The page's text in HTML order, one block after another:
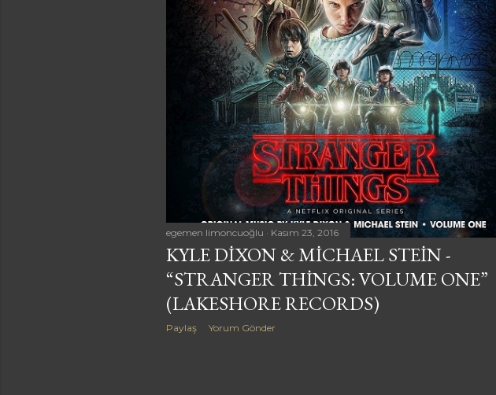
egemen limoncuoğlu Kasım 23, 2016
KYLE DIXON & MICHAEL STEIN -
“STRANGER THINGS: VOLUME ONE”
(LAKESHORE RECORDS)
Paylaş Yorum Gönder